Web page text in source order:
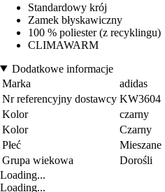
Standardowy krój
Zamek błyskawiczny
100 % poliester (z recyklingu)
CLIMAWARM
Dodatkowe informacje
Marka
adidas
Nr referencyjny dostawcy KW3604
Kolor
czarny
Kolor
Czarny
Płeć
Mieszane
Grupa wiekowa
Dorośli
Loading...
Loading...